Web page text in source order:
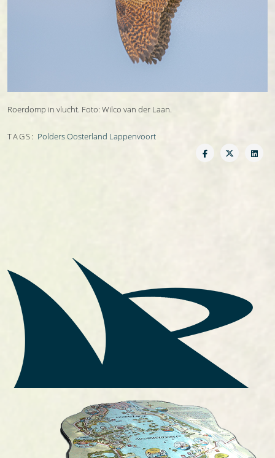
Roerdomp in vlucht. Foto: Wilco van der Laan.
TAGS: Polders Oosterland Lappenvoort